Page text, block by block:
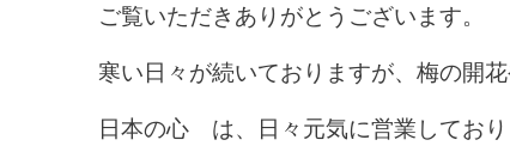
ご覧いただきありがとうございます。
寒い日々が続いておりますが、梅の開
日本の心 は、日々元気に営業しており